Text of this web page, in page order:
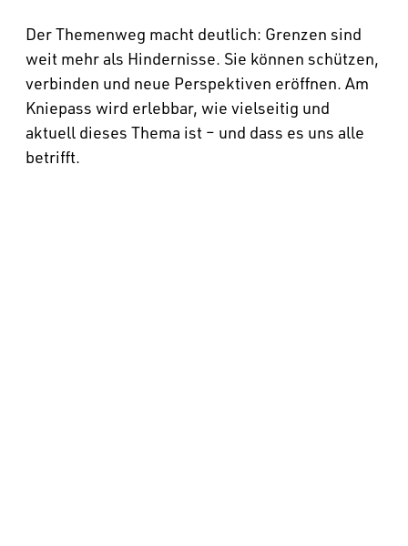
Der Themenweg macht deutlich: Grenzen sind
weit mehr als Hindernisse. Sie können schützen,
verbinden und neue Perspektiven eröffnen. Am
Kniepass wird erlebbar, wie vielseitig und
aktuell dieses Thema ist – und dass es uns alle
betrifft.